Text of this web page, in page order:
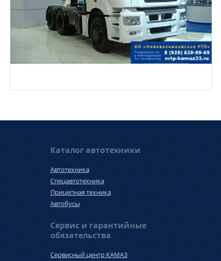
Каталог автотехники
Автотехника
Спецавтотехника
Прицепная техника
Автобусы
Сервис и гарантийные
обязательства
Сервисный центр КАМАЗ